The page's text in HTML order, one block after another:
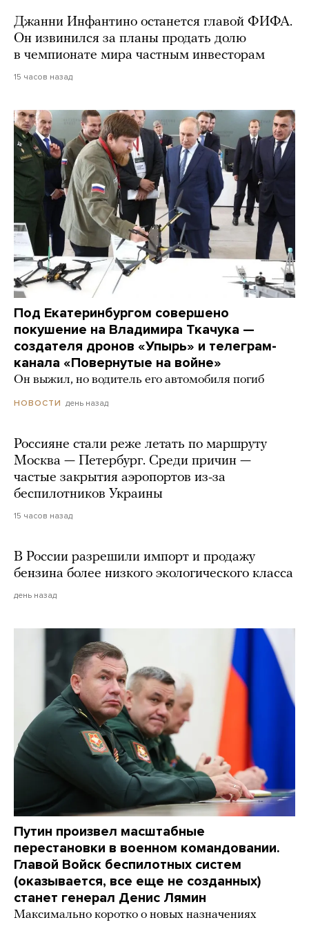
Джанни Инфантино останется главой ФИФА.
Он извинился за планы продать долю
в чемпионате мира частным инвесторам
15 часов назад
Под Екатеринбургом совершено
покушение на Владимира Ткачука —
создателя дронов «Упырь» и телеграм-
канала «Повернутые на войне»
Он выжил, но водитель его автомобиля погиб
НОВОСТИ день назад
Россияне стали реже летать по маршруту
Москва — Петербург. Среди причин —
частые закрытия аэропортов из-за
беспилотников Украины
15 часов назад
В России разрешили импорт и продажу
бензина более низкого экологического класса
день назад
Путин произвел масштабные
перестановки в военном командовании.
Главой Войск беспилотных систем
(оказывается, все еще не созданных)
станет генерал Денис Лямин
Максимально коротко о новых назначениях